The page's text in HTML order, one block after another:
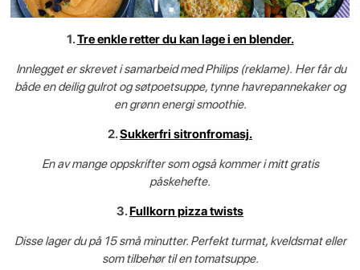
1.Tre enkle retter du kan lage i en blender.
Innlegget er skrevet i samarbeid med Philips (reklame). Her får du
både en deilig gulrot og søtpoetsuppe, tynne havrepannekaker og
en grønn energi smoothie.
2.Sukkerfri sitronfromasj.
En av mange oppskrifter som også kommer i mitt gratis
påskehefte.
3.Fullkorn pizza twists
Disse lager du på 15 små minutter. Perfekt turmat, kveldsmat eller
som tilbehør til en tomatsuppe.